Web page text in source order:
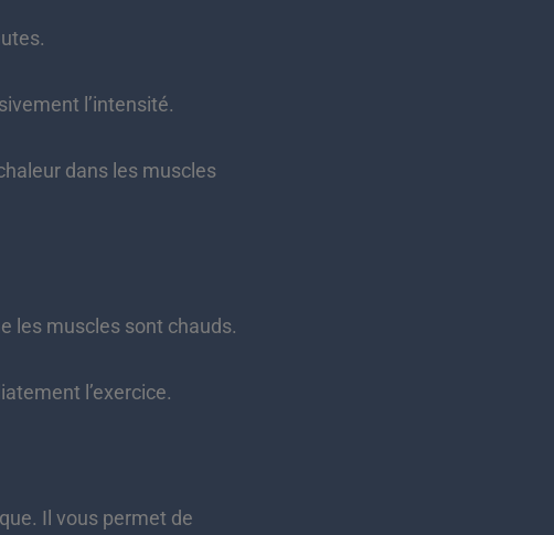
l’intensité.
dans les muscles
les muscles sont chauds.
l’exercice.
Il vous permet de